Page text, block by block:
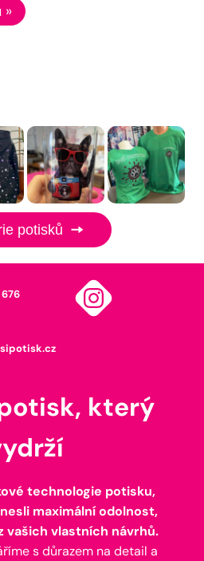
»
potisků
který
technologie potisku,
maximální odolnost,
vašich vlastních návrhů.
s důrazem na detail a